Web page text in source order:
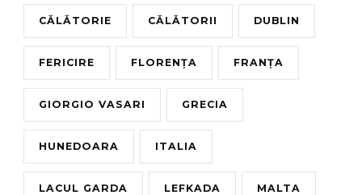
CĂLĂTORIE CĂLĂTORII DUBLIN
FERICIRE FLORENȚA FRANȚA
GIORGIO VASARI GRECIA
HUNEDOARA ITALIA
LACUL GARDA LEFKADA MALTA